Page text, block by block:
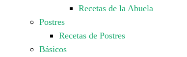
Recetas de la Abuela
Postres
Recetas de Postres
Básicos